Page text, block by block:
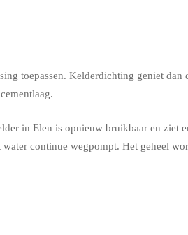
toepassen. Kelderdichting geniet
in Elen is opnieuw bruikbaar en ziet
continue wegpompt. Het geheel